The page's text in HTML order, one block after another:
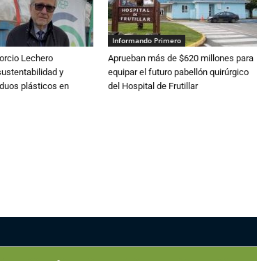
Lechero
y
plásticos en
Informando Primero
Aprueban más de $620 millones para
equipar el futuro pabellón quirúrgico
del Hospital de Frutillar